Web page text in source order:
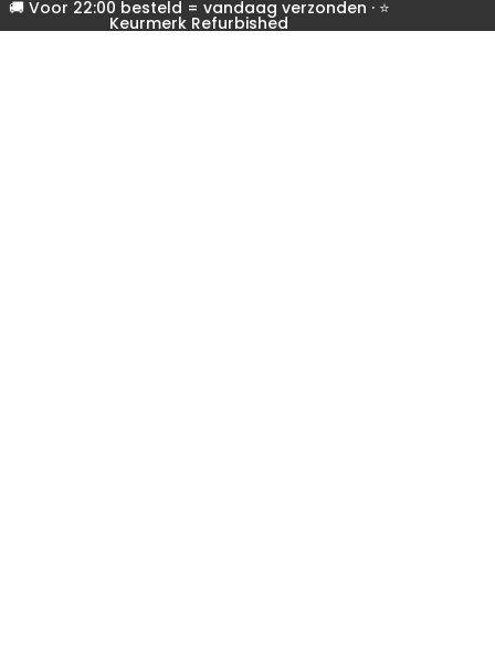
🚚 Voor 22:00 besteld = vandaag verzonden · ⭐
Keurmerk Refurbished